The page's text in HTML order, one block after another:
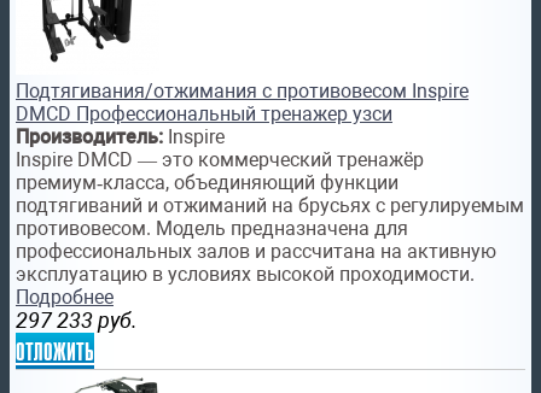
Подтягивания/отжимания с противовесом Inspire
DMCD Профессиональный тренажер узси
Производитель: Inspire
Inspire DMCD — это коммерческий тренажёр
премиум‑класса, объединяющий функции
подтягиваний и отжиманий на брусьях с регулируемым
противовесом. Модель предназначена для
профессиональных залов и рассчитана на активную
эксплуатацию в условиях высокой проходимости.
Подробнее
297 233 руб.
отложить